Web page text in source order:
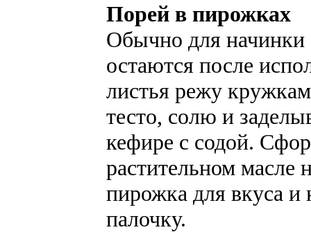
Порей в пирожках
Обычно для начинки
остаются после
листья режу
тесто, солю и
кефире с содой.
растительном масле
пирожка для вкуса
палочку.